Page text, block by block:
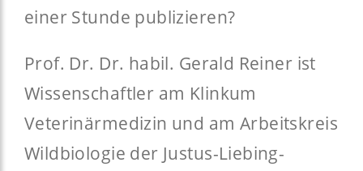
einer Stunde publizieren?
Prof. Dr. Dr. habil. Gerald Reiner ist
Wissenschaftler am Klinkum
Veterinärmedizin und am Arbeitskreis
Wildbiologie der Justus-Liebing-